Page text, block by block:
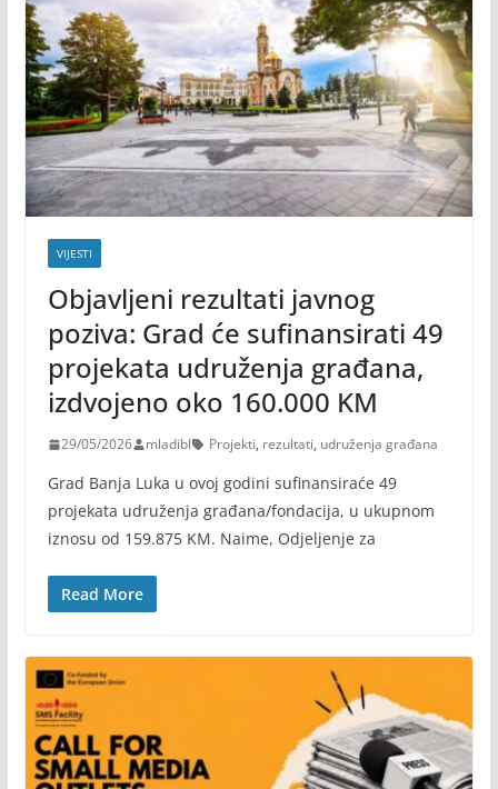
VIJESTI
Objavljeni rezultati javnog
poziva: Grad će sufinansirati 49
projekata udruženja građana,
izdvojeno oko 160.000 KM
29/05/2026 mladibl Projekti, rezultati, udruženja građana
Grad Banja Luka u ovoj godini sufinansiraće 49
projekata udruženja građana/fondacija, u ukupnom
iznosu od 159.875 KM. Naime, Odjeljenje za
Read More